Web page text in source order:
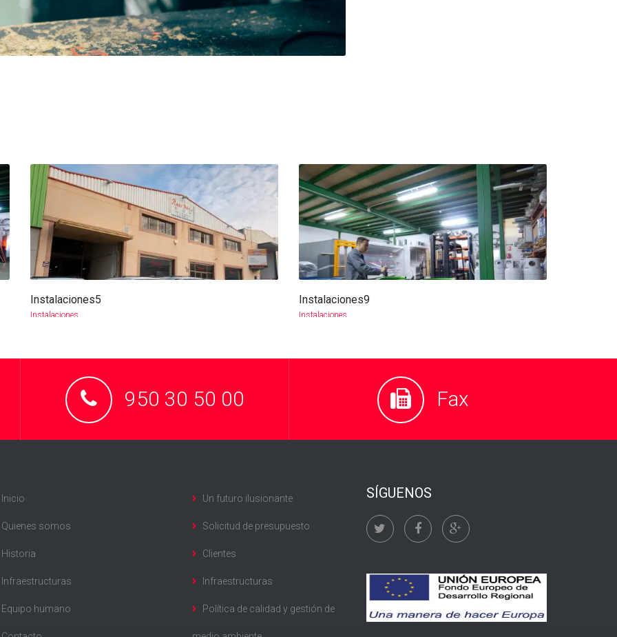
Instalaciones5
Instalaciones
Instalaciones9
Instalaciones
950 30 50 00 Fax
Inicio
Quienes somos
Historia
Infraestructuras
Equipo humano
Un futuro ilusionante
Solicitud de presupuesto
Clientes
Infraestructuras
Política de calidad y gestión de
SÍGUENOS